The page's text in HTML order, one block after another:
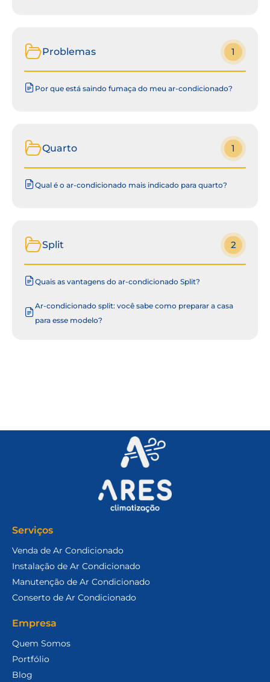
Problemas 1
Por que está saindo fumaça do meu ar-condicionado?
Quarto 1
Qual é o ar-condicionado mais indicado para quarto?
Split 2
Quais as vantagens do ar-condicionado Split?
Ar-condicionado split: você sabe como preparar a casa
para esse modelo?
Serviços
Venda de Ar Condicionado
Instalação de Ar Condicionado
Manutenção de Ar Condicionado
Conserto de Ar Condicionado
Empresa
Quem Somos
Portfólio
Blog